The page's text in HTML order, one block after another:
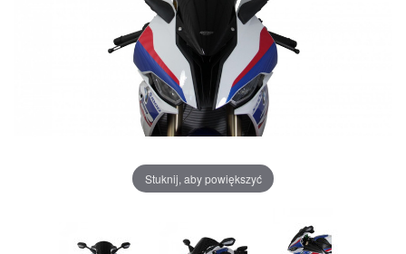
Stuknij, aby powiększyć